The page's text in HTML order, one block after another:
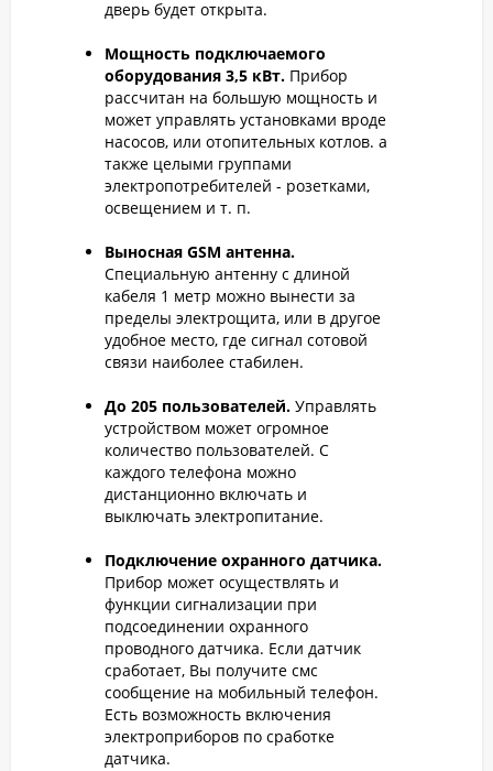
дверь будет открыта.
Мощность подключаемого
оборудования 3,5 кВт. Прибор
рассчитан на большую мощность и
может управлять установками вроде
насосов, или отопительных котлов. а
также целыми группами
электропотребителей - розетками,
освещением и т. п.
Выносная GSM антенна.
Специальную антенну с длиной
кабеля 1 метр можно вынести за
пределы электрощита, или в другое
удобное место, где сигнал сотовой
связи наиболее стабилен.
До 205 пользователей. Управлять
устройством может огромное
количество пользователей. С
каждого телефона можно
дистанционно включать и
выключать электропитание.
Подключение охранного датчика.
Прибор может осуществлять и
функции сигнализации при
подсоединении охранного
проводного датчика. Если датчик
сработает, Вы получите смс
сообщение на мобильный телефон.
Есть возможность включения
электроприборов по сработке
датчика.